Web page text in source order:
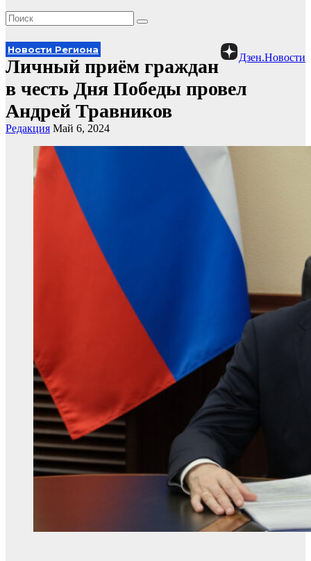
Дзен.Новости
Новости Региона
Личный приём граждан
в честь Дня Победы провел
Андрей Травников
Редакция Май 6, 2024